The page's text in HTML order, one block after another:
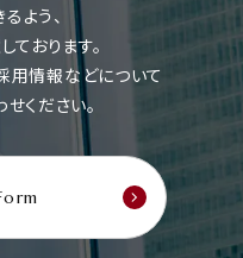
よう、
おります。
用情報などについて
ください。